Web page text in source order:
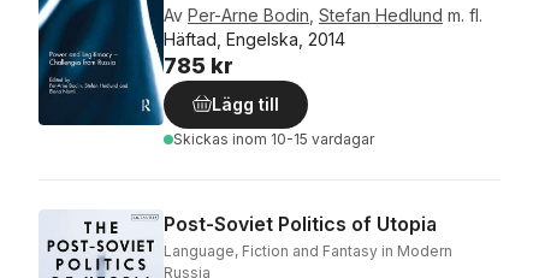
Av Per-Arne Bodin Stefan Hedlund m. fl.
Häftad, Engelska, 2014
785 kr
Lägg till
Skickas inom 10-15 vardagar
Post-Soviet Politics of Utopia
Language, Fiction and Fantasy in Modern
Russia